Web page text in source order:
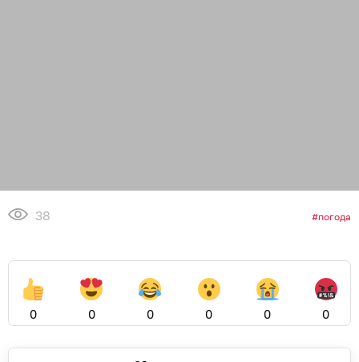
38 погода
0 0 0 0 0 0